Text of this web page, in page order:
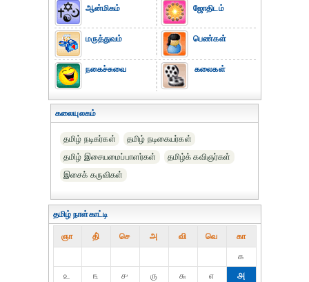
ஆன்மிகம்
மருத்துவம்
நகைச்சுவை
ஜோதிடம்
பெண்கள்
கலைகள்
கலையுலகம்
தமிழ் நடிகர்கள்
தமிழ் நடிகையர்கள்
தமிழ் இசையமைப்பாளர்கள்
தமிழ்க் கவிஞர்கள்
இசைக் கருவிகள்
தமிழ் நாள்காட்டி
ஞா தி் செ அ வி வெ கா
௧
௨
௩ ௪ ௫ ௬ ௭
௮